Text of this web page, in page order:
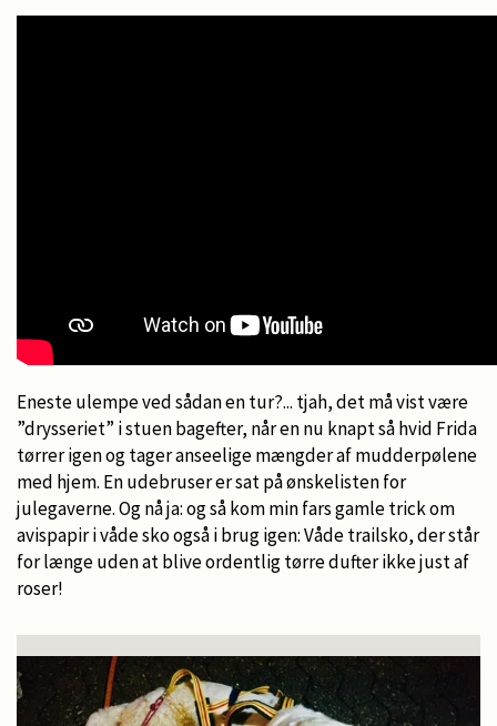
Eneste ulempe ved sådan en tur?... tjah, det må vist være
”drysseriet” i stuen bagefter, når en nu knapt så hvid Frida
tørrer igen og tager anseelige mængder af mudderpølene
med hjem. En udebruser er sat på ønskelisten for
julegaverne. Og nå ja: og så kom min fars gamle trick om
avispapir i våde sko også i brug igen: Våde trailsko, der står
for længe uden at blive ordentlig tørre dufter ikke just af
roser!